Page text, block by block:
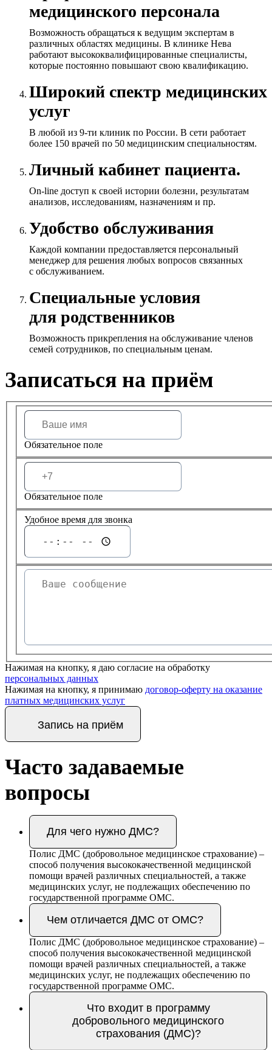
медицинского персонала
Возможность обращаться к ведущим экспертам в
различных областях медицины. В клинике Нева
работают высококвалифицированные специалисты,
которые постоянно повышают свою квалификацию.
Широкий спектр медицинских
услуг
В любой из 9-ти клиник по России. В сети работает
более 150 врачей по 50 медицинским специальностям.
Личный кабинет пациента.
On-line доступ к своей истории болезни, результатам
анализов, исследованиям, назначениям и пр.
Удобство обслуживания
Каждой компании предоставляется персональный
менеджер для решения любых вопросов связанных
с обслуживанием.
Специальные условия
для родственников
Возможность прикрепления на обслуживание членов
семей сотрудников, по специальным ценам.
Записаться на приём
Обязательное поле
Обязательное поле
Удобное время для звонка
Нажимая на кнопку, я даю согласие на обработку
персональных данных
Нажимая на кнопку, я принимаю договор-оферту на оказание
платных медицинских услуг
Запись на приём
Часто задаваемые
вопросы
Для чего нужно ДМС?
Полис ДМС (добровольное медицинское страхование) –
способ получения высококачественной медицинской
помощи врачей различных специальностей, а также
медицинских услуг, не подлежащих обеспечению по
государственной программе ОМС.
Чем отличается ДМС от ОМС?
Полис ДМС (добровольное медицинское страхование) –
способ получения высококачественной медицинской
помощи врачей различных специальностей, а также
медицинских услуг, не подлежащих обеспечению по
государственной программе ОМС.
Что входит в программу
добровольного медицинского
страхования (ДМС)?